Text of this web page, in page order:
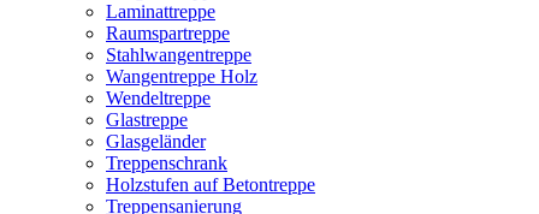
Laminattreppe
Raumspartreppe
Stahlwangentreppe
Wangentreppe Holz
Wendeltreppe
Glastreppe
Glasgeländer
Treppenschrank
Holzstufen auf Betontreppe
Treppensanierung